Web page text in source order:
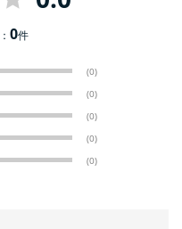
0件
(0)
(0)
(0)
(0)
(0)